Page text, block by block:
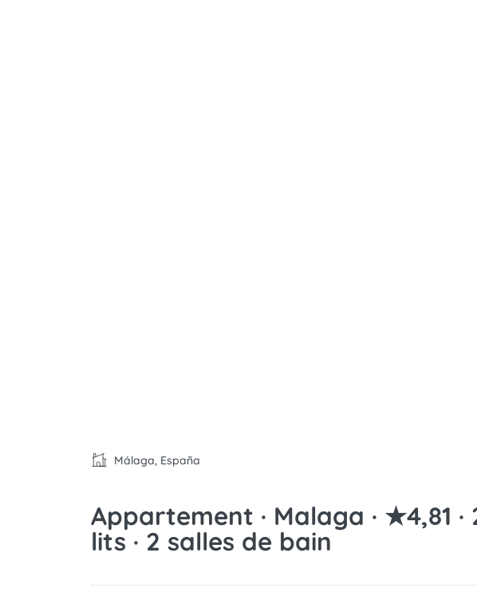
Málaga, España
Appartement · Malaga · ★4,81 ·
lits · 2 salles de bain